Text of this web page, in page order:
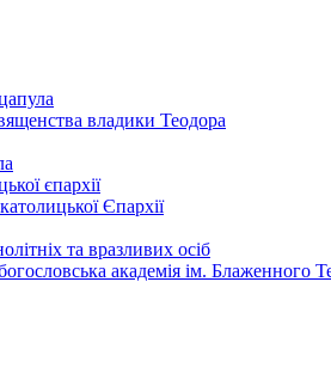
владики Теодора
єпархії
Єпархії
та вразливих осіб
академія ім. Блаженного